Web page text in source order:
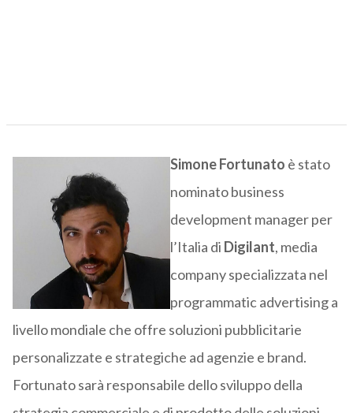
Simone Fortunato è stato
nominato business
development manager per
l’Italia di Digilant, media
company specializzata nel
programmatic advertising a
livello mondiale che offre soluzioni pubblicitarie
personalizzate e strategiche ad agenzie e brand.
Fortunato sarà responsabile dello sviluppo della